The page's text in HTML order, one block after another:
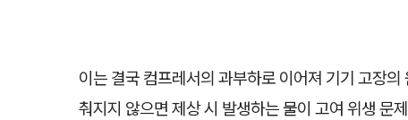
이는 결국 컴프레서의 과부하로 이어져 기기 고장
춰지지 않으면 제상 시 발생하는 물이 고여 위생 문